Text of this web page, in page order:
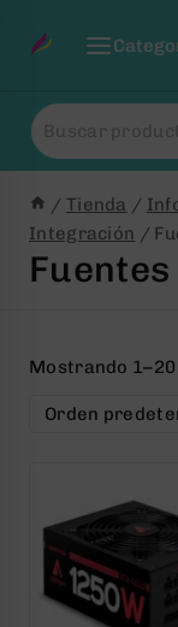
Buscar
por:
/ Tienda /
Integración /
Mostrando